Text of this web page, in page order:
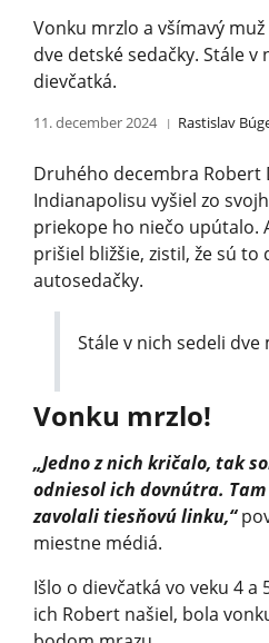
Vonku mrzlo a všímavý
dve detské sedačky. Stále v
dievčatká.
11. december 2024 Rastislav
Druhého decembra Robert
Indianapolisu vyšiel zo
priekope ho niečo upútalo.
prišiel bližšie, zistil, že sú to
autosedačky.
Stále v nich sedeli dve
Vonku mrzlo!
„Jedno z nich kričalo, tak
odniesol ich dovnútra.
zavolali tiesňovú linku,“
miestne médiá.
Išlo o dievčatká vo veku 4 a
ich Robert našiel, bola